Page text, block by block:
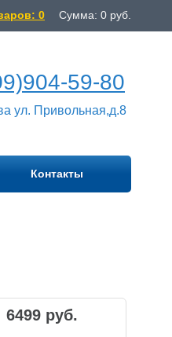
0 Сумма: 0 руб.
59-80
ул. Привольная,д.8
Контакты
6499 руб.